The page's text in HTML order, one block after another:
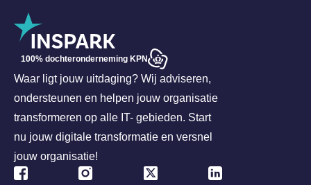
100% dochteronderneming KPN
Waar ligt jouw uitdaging? Wij adviseren,
ondersteunen en helpen jouw organisatie
transformeren op alle IT- gebieden. Start
nu jouw digitale transformatie en versnel
jouw organisatie!